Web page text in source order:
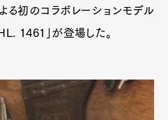
Fashion
Gourmet
る初のコラボレーションモデル
1461」が登場した。